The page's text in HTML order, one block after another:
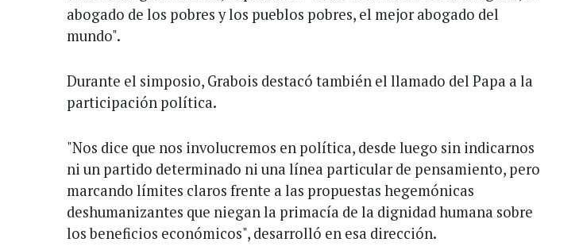
abogado de los pobres y los pueblos pobres, el mejor abogado del
mundo".
Durante el simposio, Grabois destacó también el llamado del Papa a la
participación política.
"Nos dice que nos involucremos en política, desde luego sin indicarnos
ni un partido determinado ni una línea particular de pensamiento, pero
marcando límites claros frente a las propuestas hegemónicas
deshumanizantes que niegan la primacía de la dignidad humana sobre
los beneficios económicos", desarrolló en esa dirección.